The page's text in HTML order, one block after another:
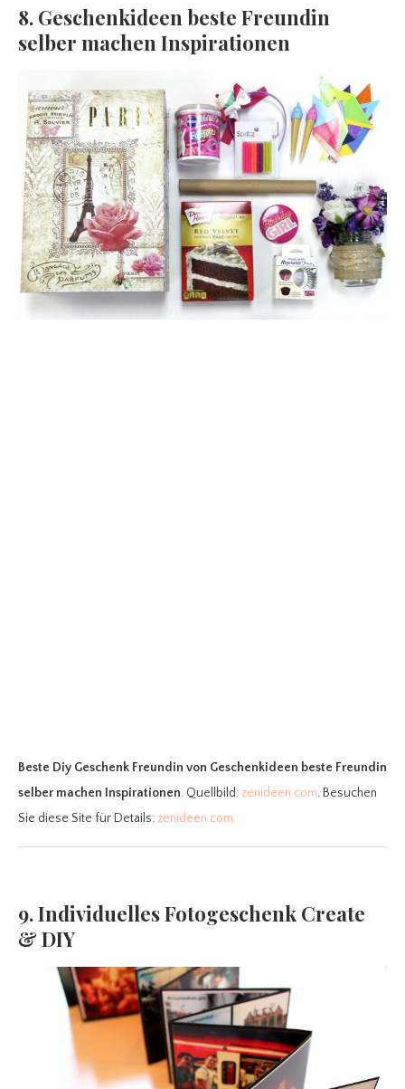
8. Geschenkideen beste Freundin
selber machen Inspirationen
Beste Diy Geschenk Freundin von Geschenkideen beste Freundin
selber machen Inspirationen. Quellbild: zenideen.com. Besuchen
Sie diese Site für Details: zenideen.com
9. Individuelles Fotogeschenk Create
& DIY